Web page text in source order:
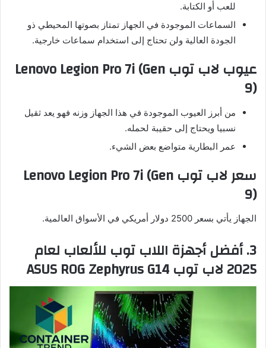
للعب أو الكتابة.
السماعات الموجودة في الجهاز تمتاز بصوتها المحيطي ذو
الجودة العالية ولن تحتاج إلى استخدام سماعات خارجية.
عيوب لاب توب Lenovo Legion Pro 7i (Gen
9)
من أبرز العيوب الموجودة في هذا الجهاز وزنه فهو يعد ثقيل
نسبيا ويحتاج إلى حقيبة لحمله.
عمر البطارية متواضع بعض الشيء.
سعر لاب توب Lenovo Legion Pro 7i (Gen
9)
الجهاز يأتي بسعر 2500 دولار أمريكي في الأسواق العالمية.
3. أفضل أجهزة اللاب توب للألعاب لعام
2025 لاب توب ASUS ROG Zephyrus G14